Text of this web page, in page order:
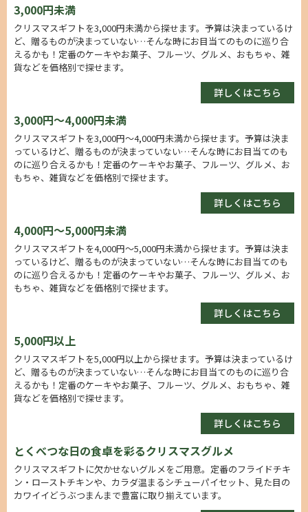
3,000円未満
クリスマスギフトを3,000円未満から探せます。予算は決まっているけ
ど、贈るものが決まっていない…そんな時にお目当てのものに巡り合
えるかも！定番のケーキやお菓子、フルーツ、グルメ、おもちゃ、雑
貨などを価格別で探せます。
詳しくはこちら
3,000円～4,000円未満
クリスマスギフトを3,000円～4,000円未満から探せます。予算は決ま
っているけど、贈るものが決まっていない…そんな時にお目当てのも
のに巡り合えるかも！定番のケーキやお菓子、フルーツ、グルメ、お
もちゃ、雑貨などを価格別で探せます。
詳しくはこちら
4,000円～5,000円未満
クリスマスギフトを4,000円～5,000円未満から探せます。予算は決ま
っているけど、贈るものが決まっていない…そんな時にお目当てのも
のに巡り合えるかも！定番のケーキやお菓子、フルーツ、グルメ、お
もちゃ、雑貨などを価格別で探せます。
詳しくはこちら
5,000円以上
クリスマスギフトを5,000円以上から探せます。予算は決まっているけ
ど、贈るものが決まっていない…そんな時にお目当てのものに巡り合
えるかも！定番のケーキやお菓子、フルーツ、グルメ、おもちゃ、雑
貨などを価格別で探せます。
詳しくはこちら
とくべつな日の食卓を彩るクリスマスグルメ
クリスマスギフトに欠かせないグルメをご用意。定番のフライドチキ
ン・ローストチキンや、カラダ温まるシチューパイセット、見た目の
カワイイどうぶつまんまで豊富に取り揃えています。